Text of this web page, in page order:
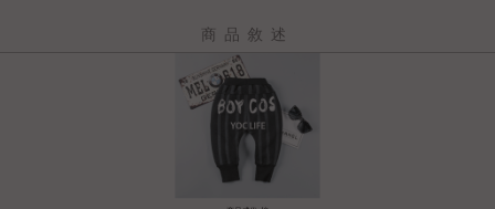
商品敘述